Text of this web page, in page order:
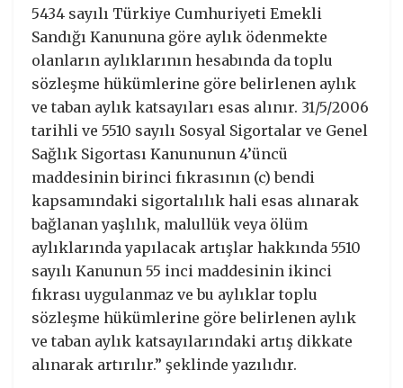
5434 sayılı Türkiye Cumhuriyeti Emekli
Sandığı Kanununa göre aylık ödenmekte
olanların aylıklarının hesabında da toplu
sözleşme hükümlerine göre belirlenen aylık
ve taban aylık katsayıları esas alınır. 31/5/2006
tarihli ve 5510 sayılı Sosyal Sigortalar ve Genel
Sağlık Sigortası Kanununun 4’üncü
maddesinin birinci fıkrasının (c) bendi
kapsamındaki sigortalılık hali esas alınarak
bağlanan yaşlılık, malullük veya ölüm
aylıklarında yapılacak artışlar hakkında 5510
sayılı Kanunun 55 inci maddesinin ikinci
fıkrası uygulanmaz ve bu aylıklar toplu
sözleşme hükümlerine göre belirlenen aylık
ve taban aylık katsayılarındaki artış dikkate
alınarak artırılır.” şeklinde yazılıdır.